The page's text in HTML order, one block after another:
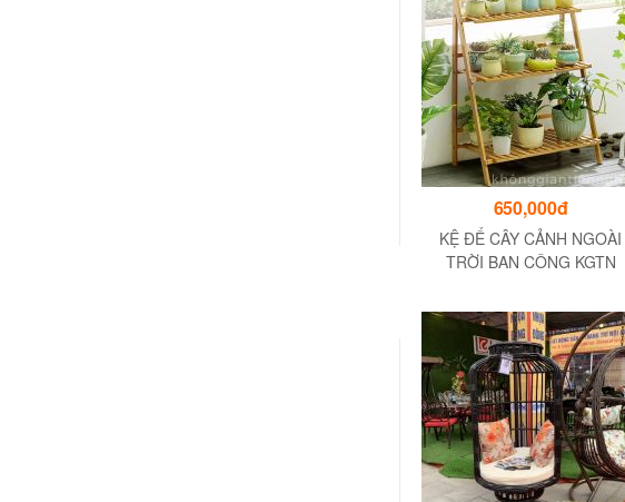
650,000đ
KỆ ĐỂ CÂY CẢNH NGOÀI
TRỜI BAN CÔNG KGTN
96x70x40CM